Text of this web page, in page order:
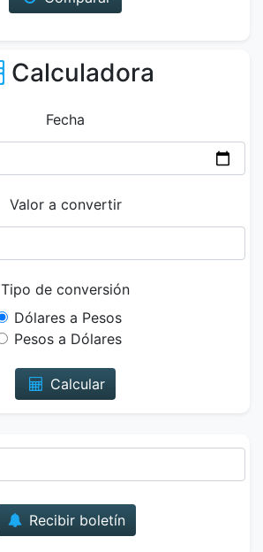
Calculadora
Fecha
Valor a convertir
Tipo de conversión
Dólares a Pesos
Pesos a Dólares
Calcular
Recibir boletín